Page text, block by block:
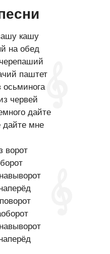
кашу
на обед
паштет
червей
дайте
дайте мне
ворот